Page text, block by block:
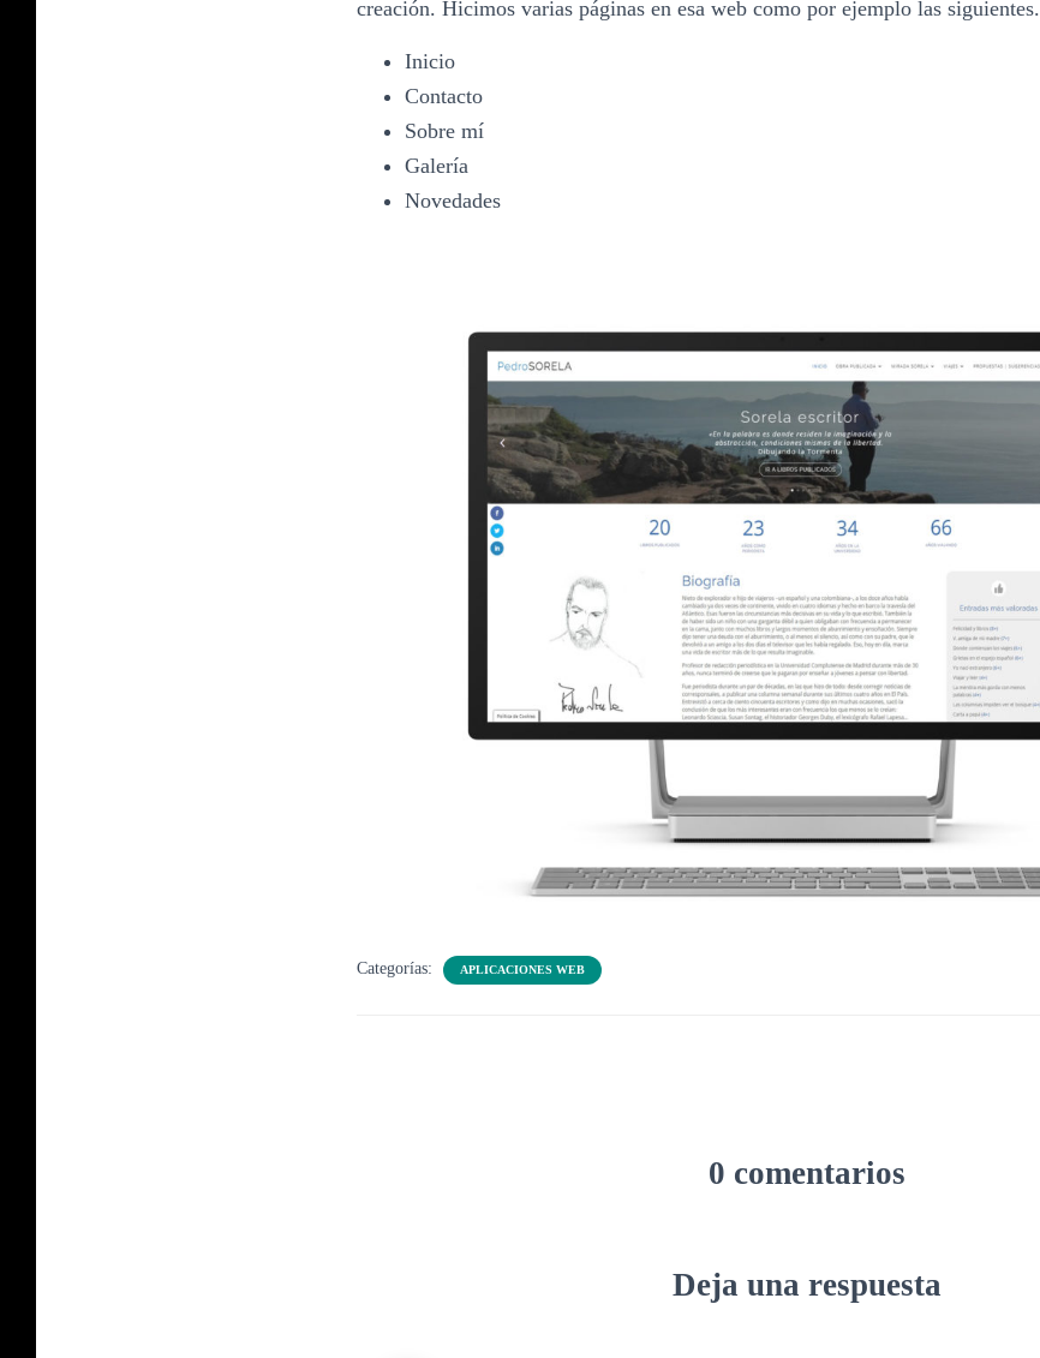
creación. Hicimos varias páginas en esa web como por ejemplo las siguientes.
Inicio
Contacto
Sobre mí
Galería
Novedades
Categorías: APLICACIONES WEB
0 comentarios
Deja una respuesta